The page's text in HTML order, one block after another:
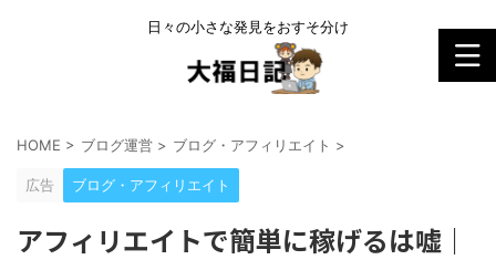
日々の小さな発見をおすそ分け
HOME > ブログ運営 > ブログ・アフィリエイト >
広告 ブログ・アフィリエイト
アフィリエイトで簡単に稼げるは嘘｜